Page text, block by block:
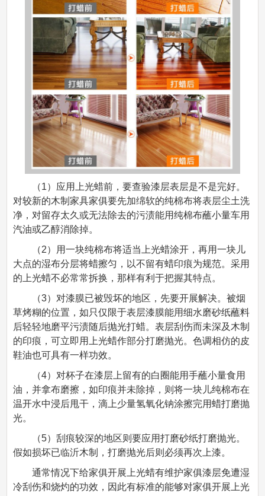
（1）应用上光蜡前，要查验漆层表层是不是完好。
对较新的木制家具家俱要先加绵软的纯棉布将表层尘土洗
净，对留存太久或无法除去的污渍能用纯棉布蘸小量车用
汽油或乙醇消除掉。
（2）用一块纯棉布将适当上光蜡涂开，再用一块儿
大点的湿布分层将蜡擦匀，以不留有蜡印痕为规范。采用
的上光蜡不必常常拆换，那样有利于把握其特点。
（3）对漆膜已被毁坏的地区，先要开展解决。被烟
草烤糊的位置，如只仅限于表层漆膜能用细水磨砂纸蘸料
后轻轻地磨平污渍随后抛光打蜡。表层刮伤而未深及木制
的印痕，可立即用上光蜡作部分打磨抛光。色调相仿的皮
鞋油也可具有一样功效。
（4）对杯子在漆层上留有的白圈能用手蘸小量食用
油，并拿布磨擦，如印痕并未除掉，则将一块儿纯棉布在
温开水中浸后甩干，滴上少量氢氧化钠涂擦完用蜡打磨抛
光。
（5）刮痕较深的地区则要应用打磨砂纸打磨抛光。
假如损坏已临沂木制，打磨抛光后则必须再次上漆。
通常情况下给家俱开展上光蜡有维护家俱漆层免遭湿
冷刮伤和烧灼的功效，因此有标准的能够对家俱开展上光